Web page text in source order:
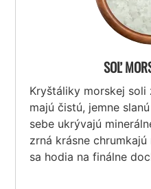
SOĽ
Kryštáliky morskej
majú čistú, jemne
sebe ukrývajú
zrná krásne
sa hodia na finálne